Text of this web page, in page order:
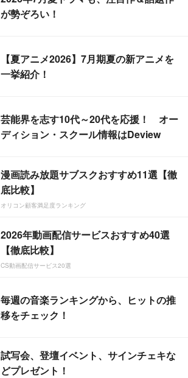
が勢ぞろい！
【夏アニメ2026】7月期夏の新アニメを
一挙紹介！
芸能界を志す10代～20代を応援！ オー
ディション・スクール情報はDeview
漫画読み放題サブスクおすすめ11選【徹
底比較】
オリコン顧客満足度ランキング
2026年動画配信サービスおすすめ40選
【徹底比較】
CS動画配信サービス20選
毎週の音楽ランキングから、ヒットの推
移をチェック！
試写会、登壇イベント、サインチェキな
どプレゼント！